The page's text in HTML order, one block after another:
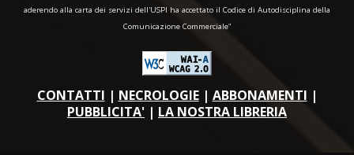
aderendo alla carta dei servizi dell'USPI ha accettato il Codice di Autodisciplina della
Comunicazione Commerciale"
CONTATTI | NECROLOGIE| ABBONAMENTI |
PUBBLICITA' | LA NOSTRA LIBRERIA